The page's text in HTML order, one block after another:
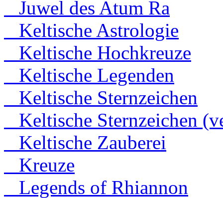
Juwel des Atum Ra
Keltische Astrologie
Keltische Hochkreuze
Keltische Legenden
Keltische Sternzeichen
Keltische Sternzeichen
Keltische Zauberei
Kreuze
Legends of Rhiannon